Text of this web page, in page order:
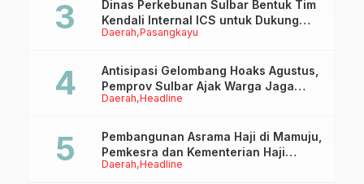
Daerah Pasangkayu
Dinas Perkebunan Sulbar Bentuk Tim
Kendali Internal ICS untuk Dukung
Sertifikasi ISPO Pekebun di
Daerah Headline
Antisipasi Gelombang Hoaks Agustus,
Pemprov Sulbar Ajak Warga Jaga
Ruang Digital
Daerah Headline
Pembangunan Asrama Haji di Mamuju,
Pemkesra dan Kementerian Haji
Sulbar Tinjau Lokasi